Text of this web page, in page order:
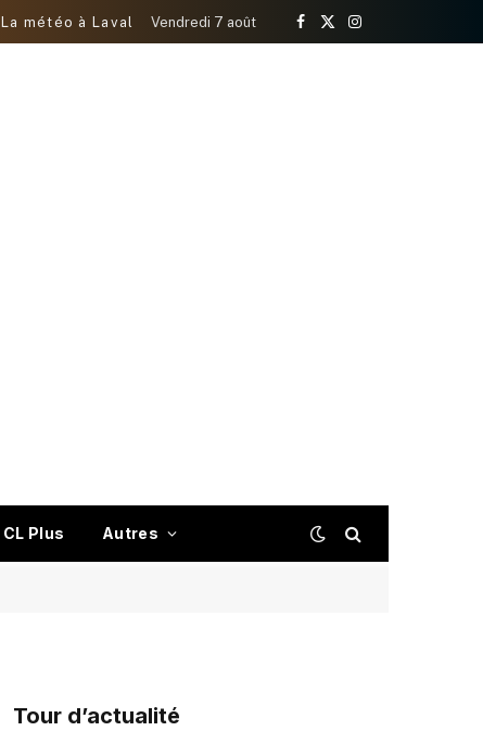
La météo à Laval Vendredi 7 août
Facebook
X
Instagram
CL Plus Autres
Tour d’actualité